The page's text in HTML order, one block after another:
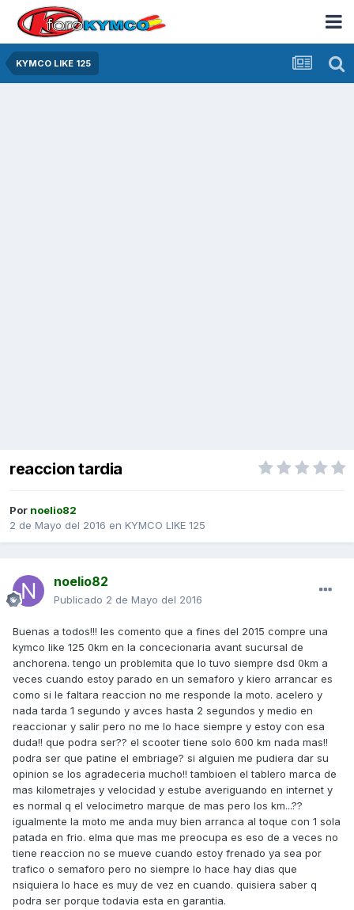
KYMCO LIKE 125
reaccion tardia
Por noelio82
2 de Mayo del 2016 en KYMCO LIKE 125
noelio82
Publicado 2 de Mayo del 2016
Buenas a todos!!! les comento que a fines del 2015 compre una
kymco like 125 0km en la concecionaria avant sucursal de
anchorena. tengo un problemita que lo tuvo siempre dsd 0km a
veces cuando estoy parado en un semaforo y kiero arrancar es
como si le faltara reaccion no me responde la moto. acelero y
nada tarda 1 segundo y avces hasta 2 segundos y medio en
reaccionar y salir pero no me lo hace siempre y estoy con esa
duda!! que podra ser?? el scooter tiene solo 600 km nada mas!!
podra ser que patine el embriage? si alguien me pudiera dar su
opinion se los agradeceria mucho!! tambioen el tablero marca de
mas kilometrajes y velocidad y estube averiguando en internet y
es normal q el velocimetro marque de mas pero los km...??
igualmente la moto me anda muy bien arranca al toque con 1 sola
patada en frio. elma que mas me preocupa es eso de a veces no
tiene reaccion no se mueve cuando estoy frenado ya sea por
trafico o semaforo pero no siempre lo hace hay dias que
nsiquiera lo hace es muy de vez en cuando. quisiera saber q
podra ser porque todavia esta en garantia.